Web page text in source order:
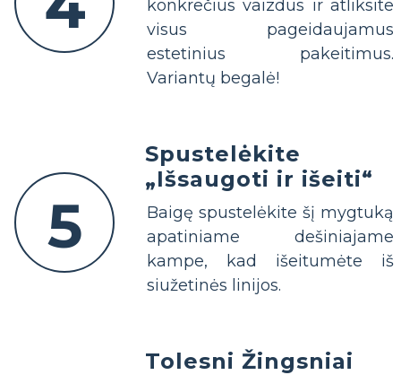
konkrečius vaizdus ir atliksite
visus pageidaujamus
estetinius pakeitimus.
Variantų begalė!
5
Spustelėkite
„Išsaugoti ir išeiti“
Baigę spustelėkite šį mygtuką
apatiniame dešiniajame
kampe, kad išeitumėte iš
siužetinės linijos.
Tolesni Žingsniai